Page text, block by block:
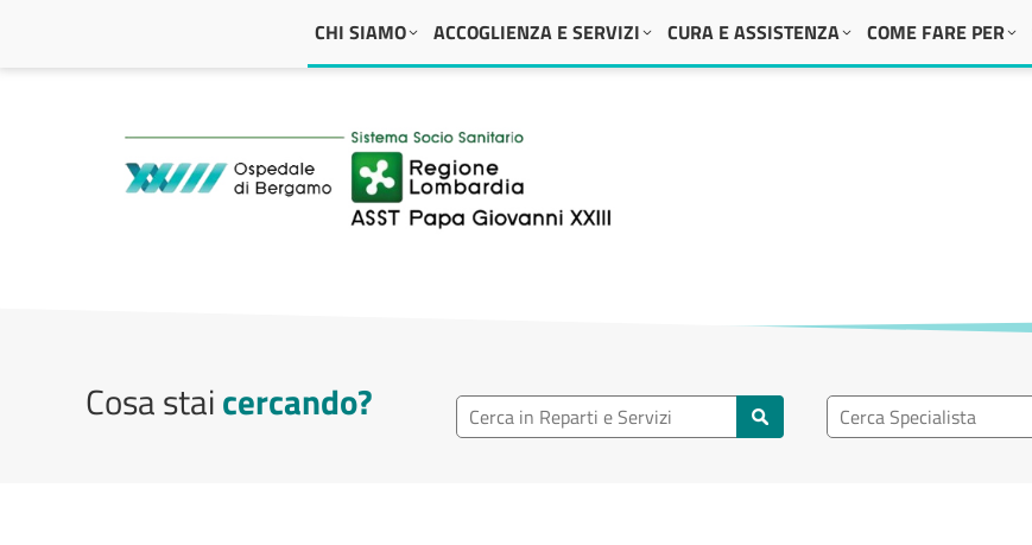
Navigazione principaleCHI SIAMO ACCOGLIENZA E SERVIZI CURA E ASSISTENZA COME FARE PER
ASST Papa Giovanni XXIII
Cosa staicercando? Ricerca reparto Ricerca specialisti